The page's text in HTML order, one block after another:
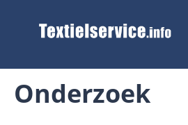
Onderzoek